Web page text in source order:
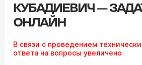
КУБАДИЕВИЧ —
ОНЛАЙН
В связи с проведением
ответа на вопросы увеличено